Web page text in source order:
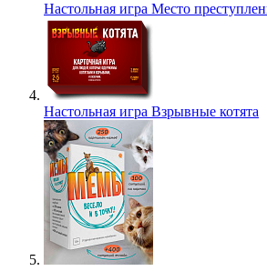
Настольная игра Место
Настольная игра Взрывные котята